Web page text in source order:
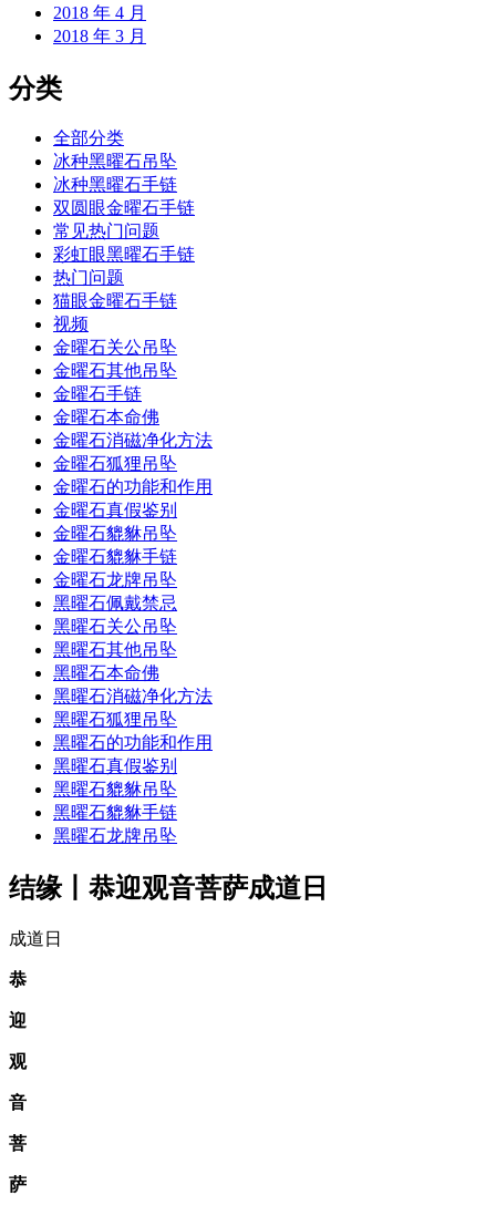
2018 年 4 月
2018 年 3 月
分类
全部分类
冰种黑曜石吊坠
冰种黑曜石手链
双圆眼金曜石手链
常见热门问题
彩虹眼黑曜石手链
热门问题
猫眼金曜石手链
视频
金曜石关公吊坠
金曜石其他吊坠
金曜石手链
金曜石本命佛
金曜石消磁净化方法
金曜石狐狸吊坠
金曜石的功能和作用
金曜石真假鉴别
金曜石貔貅吊坠
金曜石貔貅手链
金曜石龙牌吊坠
黑曜石佩戴禁忌
黑曜石关公吊坠
黑曜石其他吊坠
黑曜石本命佛
黑曜石消磁净化方法
黑曜石狐狸吊坠
黑曜石的功能和作用
黑曜石真假鉴别
黑曜石貔貅吊坠
黑曜石貔貅手链
黑曜石龙牌吊坠
结缘丨恭迎观音菩萨成道日
成道日
恭
迎
观
音
菩
萨